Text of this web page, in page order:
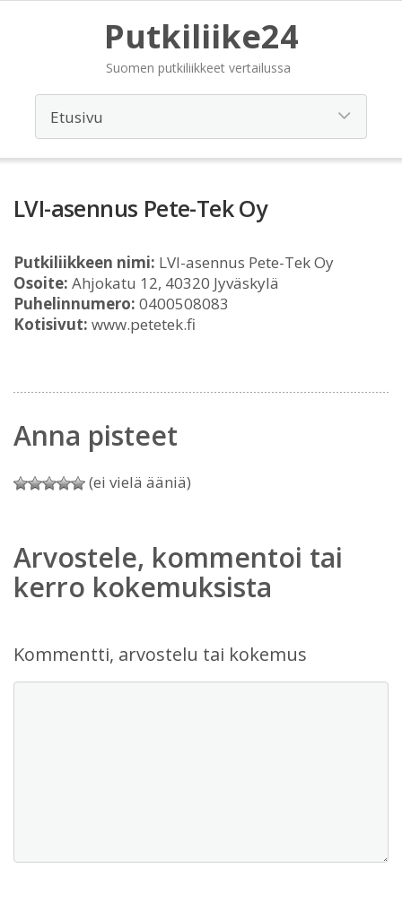
Putkiliike24
Suomen putkiliikkeet vertailussa
LVI-asennus Pete-Tek Oy
Putkiliikkeen nimi: LVI-asennus Pete-Tek Oy
Osoite: Ahjokatu 12, 40320 Jyväskylä
Puhelinnumero: 0400508083
Kotisivut: www.petetek.fi
Anna pisteet
(ei vielä ääniä)
Arvostele, kommentoi tai
kerro kokemuksista
Kommentti, arvostelu tai kokemus